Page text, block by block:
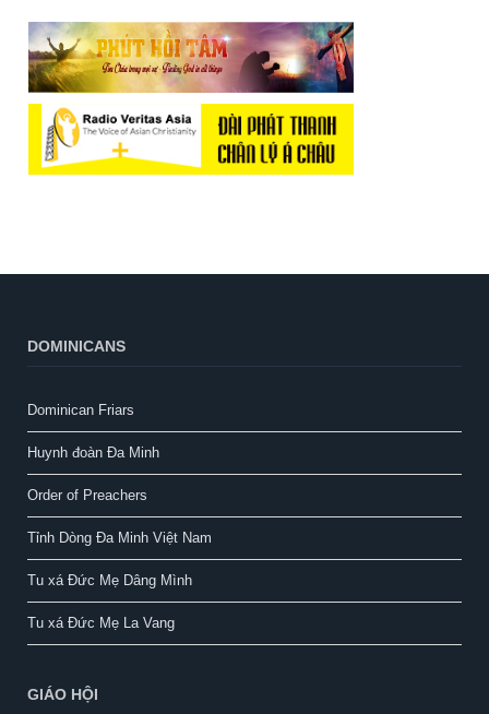
DOMINICANS
Dominican Friars
Huynh đoàn Đa Minh
Order of Preachers
Tỉnh Dòng Đa Minh Việt Nam
Tu xá Đức Mẹ Dâng Mình
Tu xá Đức Mẹ La Vang
GIÁO HỘI